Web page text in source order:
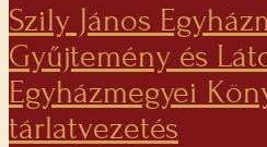
Szily János
Gyűjtemény és
Egyházmegyei
tárlatvezetés